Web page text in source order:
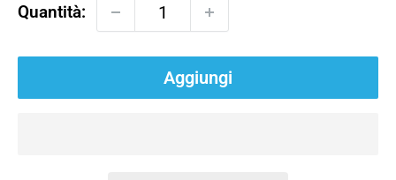
Quantità:
Aggiungi